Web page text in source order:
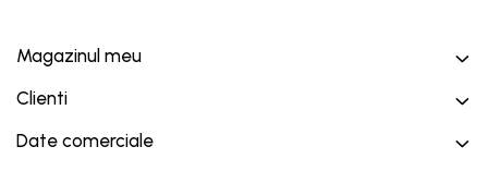
Magazinul meu
Clienti
Date comerciale